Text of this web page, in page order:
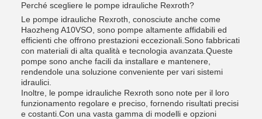
Perché scegliere le pompe idrauliche Rexroth?
Le pompe idrauliche Rexroth, conosciute anche come
Haozheng A10VSO, sono pompe altamente affidabili ed
efficienti che offrono prestazioni eccezionali.Sono fabbricati
con materiali di alta qualità e tecnologia avanzata.Queste
pompe sono anche facili da installare e mantenere,
rendendole una soluzione conveniente per vari sistemi
idraulici.
Inoltre, le pompe idrauliche Rexroth sono note per il loro
funzionamento regolare e preciso, fornendo risultati precisi
e costanti.Con una vasta gamma di modelli e opzioni